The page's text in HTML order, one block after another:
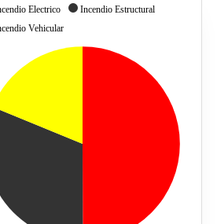
Electrico
Incendio Estructural
Vehicular